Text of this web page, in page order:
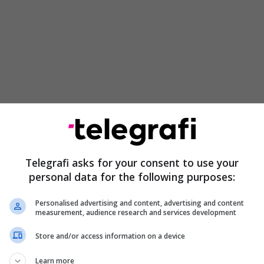
nuk bëri diçka për t’i zgjidhur këto paqartësi.
revistënRolling Stone se kishte disa artikuj të
e fajësoj një fëmijë mesatar 17-vjeçar të pank-
si një akt që shitet".
e dëgjoni më. Ashtu si pantallonat shumë të
ishte qendror në vitet 1990 saqë duket i
Telegrafi asks for your consent to use your
personal data for the following purposes:
Personalised advertising and content, advertising and content
measurement, audience research and services development
Store and/or access information on a device
Learn more